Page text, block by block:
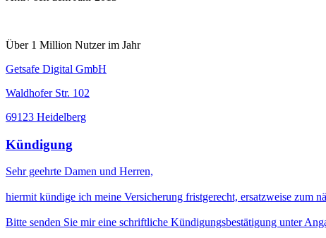
Über 1 Million Nutzer im Jahr
Getsafe Digital GmbH
Waldhofer Str. 102
69123 Heidelberg
Kündigung
Sehr geehrte Damen und Herren,
hiermit kündige ich meine Versicherung fristgerecht, ersatzweise zum
Bitte senden Sie mir eine schriftliche Kündigungsbestätigung unter